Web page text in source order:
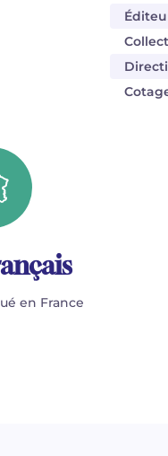
en France